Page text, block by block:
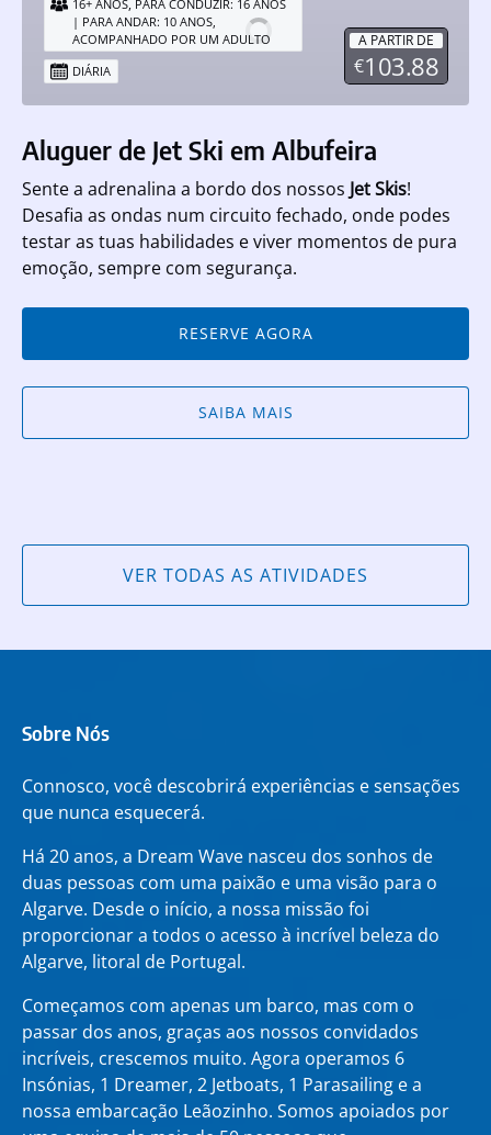
em
Albufeira
A PARTIR DE
€103.88
16+ ANOS, PARA CONDUZIR: 16 ANOS
| PARA ANDAR: 10 ANOS,
ACOMPANHADO POR UM ADULTO
DIÁRIA
Aluguer de Jet Ski em Albufeira
Sente a adrenalina a bordo dos nossos Jet Skis!
Desafia as ondas num circuito fechado, onde podes
testar as tuas habilidades e viver momentos de pura
emoção, sempre com segurança.
RESERVE AGORA
SAIBA MAIS
VER TODAS AS ATIVIDADES
Sobre Nós
Connosco, você descobrirá experiências e sensações
que nunca esquecerá.
Há 20 anos, a Dream Wave nasceu dos sonhos de
duas pessoas com uma paixão e uma visão para o
Algarve. Desde o início, a nossa missão foi
proporcionar a todos o acesso à incrível beleza do
Algarve, litoral de Portugal.
Começamos com apenas um barco, mas com o
passar dos anos, graças aos nossos convidados
incríveis, crescemos muito. Agora operamos 6
Insónias, 1 Dreamer, 2 Jetboats, 1 Parasailing e a
nossa embarcação Leãozinho. Somos apoiados por